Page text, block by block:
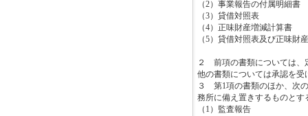
（2）事業報告の付属明細書
（3）貸借対照表
（4）正味財産増減計算書
（5）貸借対照表及び正味財
２ 前項の書類については、
他の書類については承認を受
３ 第1項の書類のほか、次
務所に備え置きするものとす
（ 1 ）監査報告